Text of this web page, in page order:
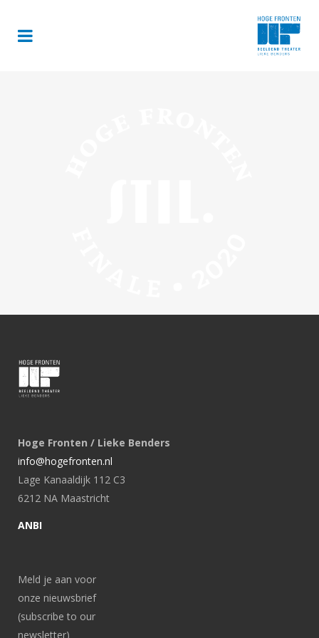
Hoge Fronten / Lieke Benders
info@hogefronten.nl
Lage Kanaaldijk 112 C3
6212 NA Maastricht
ANBI
Meld je aan voor
onze nieuwsbrief
(subscribe to our
newsletter)